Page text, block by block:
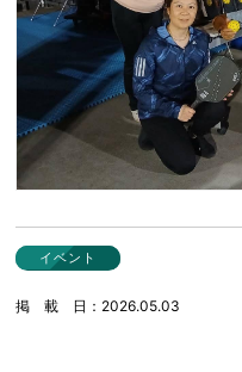
イベント
掲載日
2026.05.03